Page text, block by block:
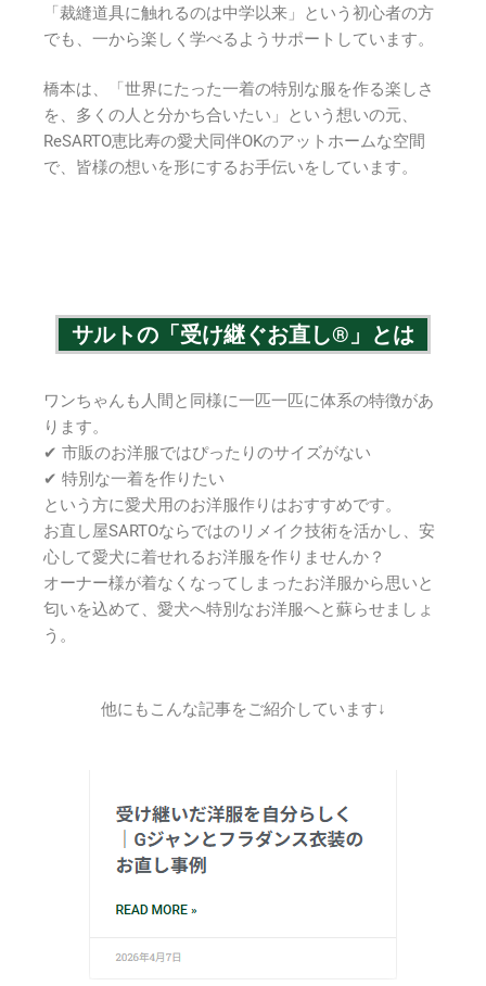
「裁縫道具に触れるのは中学以来」という初心者の方
でも、一から楽しく学べるようサポートしています。
橋本は、「世界にたった一着の特別な服を作る楽しさ
を、多くの人と分かち合いたい」という想いの元、
ReSARTO恵比寿の愛犬同伴OKのアットホームな空間
で、皆様の想いを形にするお手伝いをしています。
サルトの「受け継ぐお直し®」とは
ワンちゃんも人間と同様に一匹一匹に体系の特徴があ
ります。
✔ 市販のお洋服ではぴったりのサイズがない
✔ 特別な一着を作りたい
という方に愛犬用のお洋服作りはおすすめです。
お直し屋SARTOならではのリメイク技術を活かし、安
心して愛犬に着せれるお洋服を作りませんか？
オーナー様が着なくなってしまったお洋服から思いと
匂いを込めて、愛犬へ特別なお洋服へと蘇らせましょ
う。
他にもこんな記事をご紹介しています↓